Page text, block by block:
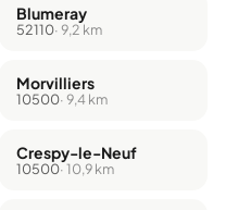
Blumeray
52110· 9,2 km
Morvilliers
10500· 9,4 km
Crespy-le-Neuf
10500· 10,9 km